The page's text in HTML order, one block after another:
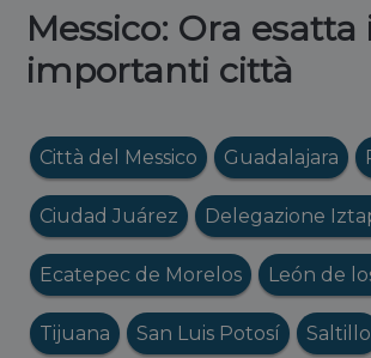
Messico: Ora
importanti città
Città del Messico Guadalajara
Ciudad Juárez Delegazione
Ecatepec de Morelos León de
Tijuana San Luis Potosí Saltillo